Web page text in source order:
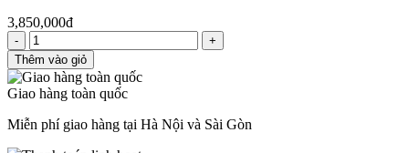
3,850,000đ
-
+
Thêm vào giỏ
Giao hàng toàn quốc
Miễn phí giao hàng tại Hà Nội và Sài Gòn